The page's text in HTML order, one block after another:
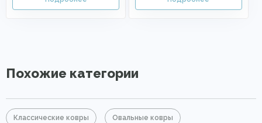
Похожие категории
Классические ковры Овальные ковры